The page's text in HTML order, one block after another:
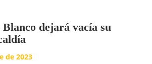
Blanco dejará vacía su
de 2023